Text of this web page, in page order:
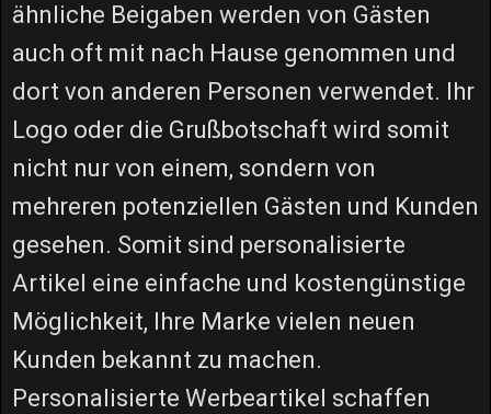
ähnliche Beigaben werden von Gästen
auch oft mit nach Hause genommen und
dort von anderen Personen verwendet. Ihr
Logo oder die Grußbotschaft wird somit
nicht nur von einem, sondern von
mehreren potenziellen Gästen und Kunden
gesehen. Somit sind personalisierte
Artikel eine einfache und kostengünstige
Möglichkeit, Ihre Marke vielen neuen
Kunden bekannt zu machen.
Personalisierte Werbeartikel schaffen